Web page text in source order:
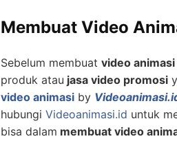
Membuat Video
Sebelum membuat video
produk atau jasa video promosi
video animasi by
hubungi Videoanimasi.id untuk
bisa dalam membuat video